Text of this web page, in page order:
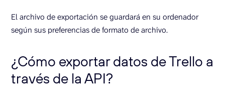
El archivo de exportación se guardará en su ordenador
según sus preferencias de formato de archivo.
¿Cómo exportar datos de Trello a
través de la API?